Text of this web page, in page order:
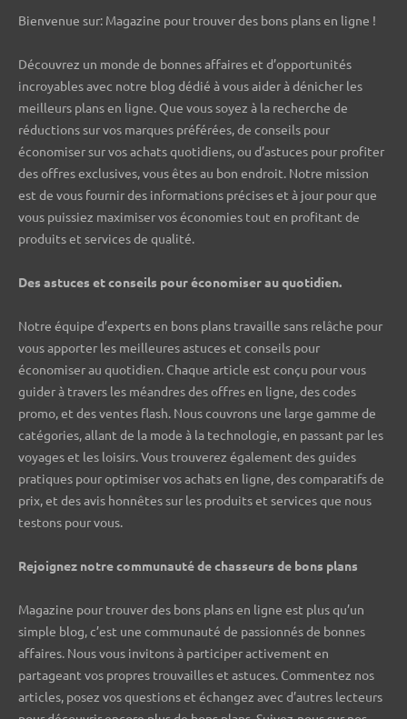
Bienvenue sur: Magazine pour trouver des bons plans en ligne !
Découvrez un monde de bonnes affaires et d’opportunités
incroyables avec notre blog dédié à vous aider à dénicher les
meilleurs plans en ligne. Que vous soyez à la recherche de
réductions sur vos marques préférées, de conseils pour
économiser sur vos achats quotidiens, ou d’astuces pour profiter
des offres exclusives, vous êtes au bon endroit. Notre mission
est de vous fournir des informations précises et à jour pour que
vous puissiez maximiser vos économies tout en profitant de
produits et services de qualité.
Des astuces et conseils pour économiser au quotidien.
Notre équipe d’experts en bons plans travaille sans relâche pour
vous apporter les meilleures astuces et conseils pour
économiser au quotidien. Chaque article est conçu pour vous
guider à travers les méandres des offres en ligne, des codes
promo, et des ventes flash. Nous couvrons une large gamme de
catégories, allant de la mode à la technologie, en passant par les
voyages et les loisirs. Vous trouverez également des guides
pratiques pour optimiser vos achats en ligne, des comparatifs de
prix, et des avis honnêtes sur les produits et services que nous
testons pour vous.
Rejoignez notre communauté de chasseurs de bons plans ️
Magazine pour trouver des bons plans en ligne est plus qu’un
simple blog, c’est une communauté de passionnés de bonnes
affaires. Nous vous invitons à participer activement en
partageant vos propres trouvailles et astuces. Commentez nos
articles, posez vos questions et échangez avec d’autres lecteurs